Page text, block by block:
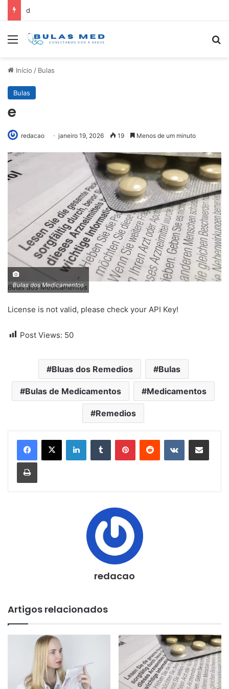
d
Menu
Início / Bulas
Bulas
e
redacao janeiro 19, 2026 19 Menos de um minuto
Bulas dos Medicamentos
Bulas dos Medicamentos
License is not valid, please check your API Key!
Post Views: 50
Bluas dos Remedios Bulas
Bulas de Medicamentos Medicamentos
Remedios
LinkedinTumblr PinterestReddit VK Compartilhar via e-mail
Imprimir
redacao
Artigos relacionados